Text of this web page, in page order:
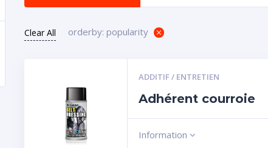
Clear All orderby: popularity
ADDITIF / ENTRETIEN
Adhérent courroie
Information